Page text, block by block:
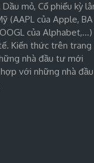
mỏ, Cổ phiếu kỳ
(AAPL của Apple, BA
của Alphabet,…)
Kiến thức trên trang
nhà đầu tư mới
với những nhà đầu